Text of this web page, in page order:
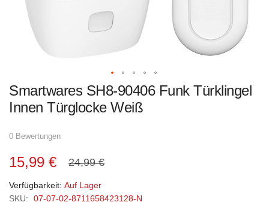
Zum
Anfang
der
Bildgalerie
Smartwares SH8-90406 Funk Türklingel
Innen Türglocke Weiß
0 Bewertungen
15,99 € 24,99 €
Verfügbarkeit: Auf Lager
SKU:
07-07-02-8711658423128-N